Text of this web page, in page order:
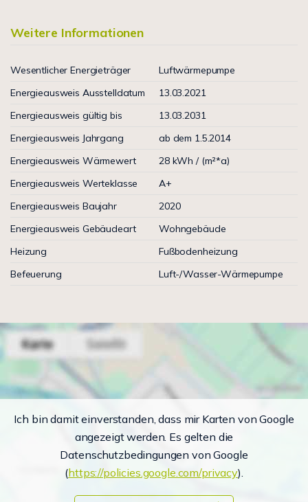
Weitere Informationen
Wesentlicher Energieträger
Luftwärmepumpe
Energieausweis Ausstelldatum
13.03.2021
Energieausweis gültig bis
13.03.2031
Energieausweis Jahrgang
ab dem 1.5.2014
Energieausweis Wärmewert
28 kWh / (m²*a)
Energieausweis Werteklasse
A+
Energieausweis Baujahr
2020
Energieausweis Gebäudeart
Wohngebäude
Heizung
Fußbodenheizung
Befeuerung
Luft-/Wasser-Wärmepumpe
Ich bin damit einverstanden, dass mir Karten von Google
angezeigt werden. Es gelten die
Datenschutzbedingungen von Google
(https://policies.google.com/privacy).